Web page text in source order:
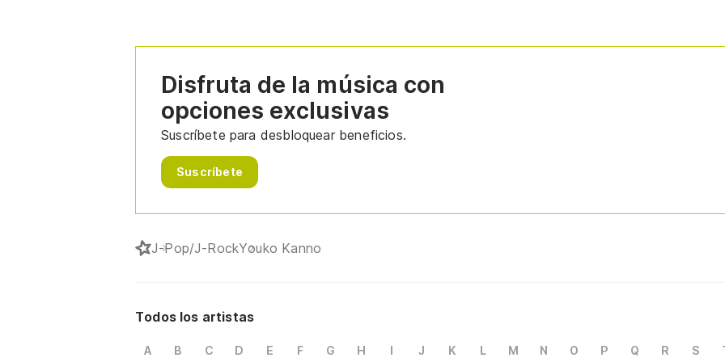
Disfruta de la música con
opciones exclusivas
Suscríbete para desbloquear beneficios.
Suscríbete
J-Pop/J-RockYouko Kanno
Todos los artistas
A B C D E F G H I J K L M N O P Q R S